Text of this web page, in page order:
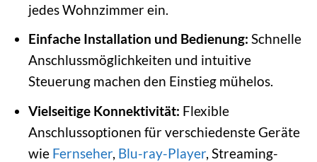
jedes Wohnzimmer ein.
Einfache Installation und Bedienung: Schnelle
Anschlussmöglichkeiten und intuitive
Steuerung machen den Einstieg mühelos.
Vielseitige Konnektivität: Flexible
Anschlussoptionen für verschiedenste Geräte
wie Fernseher, Blu-ray-Player, Streaming-